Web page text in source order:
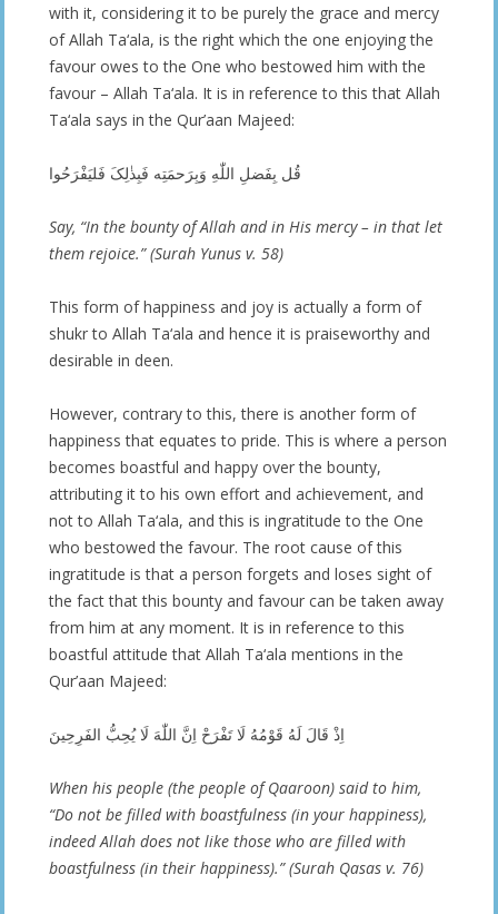
with it, considering it to be purely the grace and mercy
of Allah Ta‘ala, is the right which the one enjoying the
favour owes to the One who bestowed him with the
favour – Allah Ta‘ala. It is in reference to this that Allah
Ta‘ala says in the Qur’aan Majeed:
قُل بِفَضلِ اللّٰهِ وَبِرَحمَتِه فَبِذٰلِکَ فَلیَفْرَحُوا
Say, “In the bounty of Allah and in His mercy – in that let
them rejoice.” (Surah Yunus v. 58)
This form of happiness and joy is actually a form of
shukr to Allah Ta‘ala and hence it is praiseworthy and
desirable in deen.
However, contrary to this, there is another form of
happiness that equates to pride. This is where a person
becomes boastful and happy over the bounty,
attributing it to his own effort and achievement, and
not to Allah Ta‘ala, and this is ingratitude to the One
who bestowed the favour. The root cause of this
ingratitude is that a person forgets and loses sight of
the fact that this bounty and favour can be taken away
from him at any moment. It is in reference to this
boastful attitude that Allah Ta‘ala mentions in the
Qur’aan Majeed:
اِذْ قَالَ لَهُ قَوْمُهُ لَا تَفْرَحْ اِنَّ اللّٰهَ لَا یُحِبُّ الفَرِحِینَ
When his people (the people of Qaaroon) said to him,
“Do not be filled with boastfulness (in your happiness),
indeed Allah does not like those who are filled with
boastfulness (in their happiness).” (Surah Qasas v. 76)